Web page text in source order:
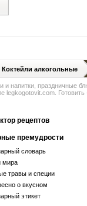
Коктейли алкогольные
и напитки, праздничные
legkogotovit.com. Готовить
рецептов
премудрости
словарь
мира
травы и специи
о вкусном
этикет